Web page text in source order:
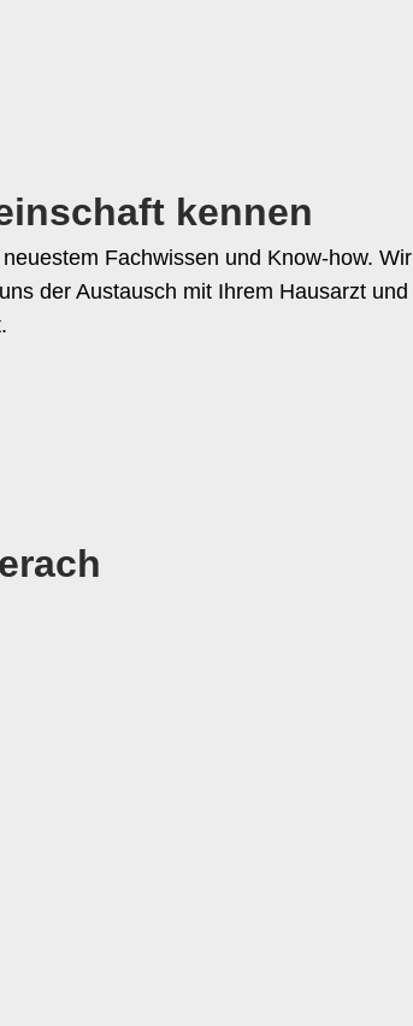
kennen
Fachwissen und Know-how. Wir
der Austausch mit Ihrem Hausarzt und